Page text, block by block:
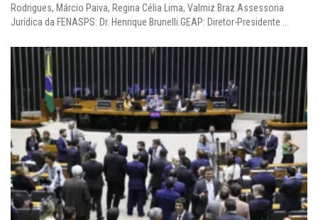
Rodrigues, Márcio Paiva, Regina Célia Lima, Valmiz Braz.Assessoria
Jurídica da FENASPS: Dr. Henrique Brunelli.GEAP: Diretor-Presidente ...